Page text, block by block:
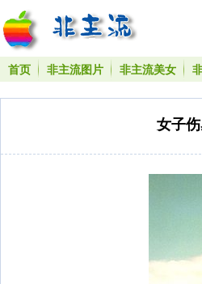
首页 非主流图片 非主流美女
女子